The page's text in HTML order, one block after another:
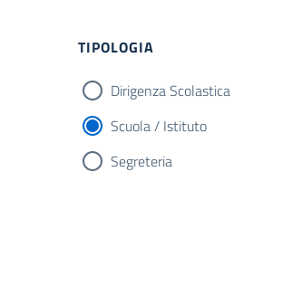
TIPOLOGIA
Dirigenza Scolastica
Scuola / Istituto
Segreteria